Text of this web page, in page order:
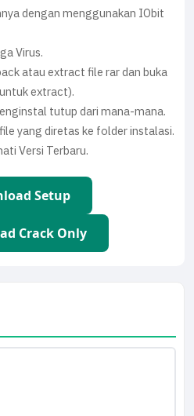
dengan menggunakan IObit
Virus.
atau extract file rar dan buka
extract).
tutup dari mana-mana.
yang diretas ke folder instalasi.
Versi Terbaru.
Setup
Crack Only